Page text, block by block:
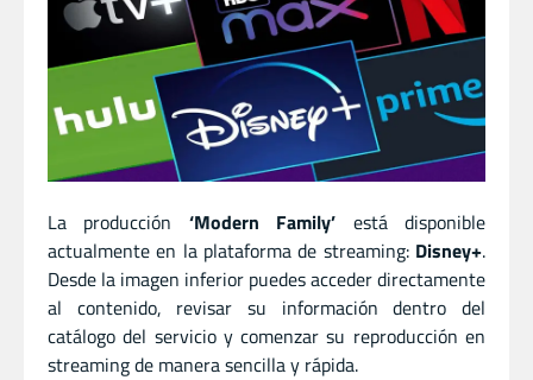
La producción ‘Modern Family’ está disponible
actualmente en la plataforma de streaming: Disney+.
Desde la imagen inferior puedes acceder directamente
al contenido, revisar su información dentro del
catálogo del servicio y comenzar su reproducción en
streaming de manera sencilla y rápida.